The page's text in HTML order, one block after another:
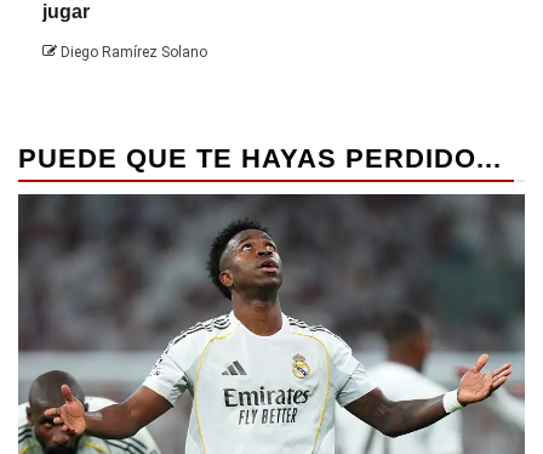
jugar
Diego Ramírez Solano
PUEDE QUE TE HAYAS PERDIDO...